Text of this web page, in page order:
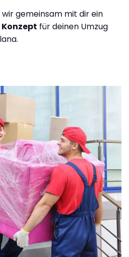
gemeinsam mit dir ein
für deinen Umzug